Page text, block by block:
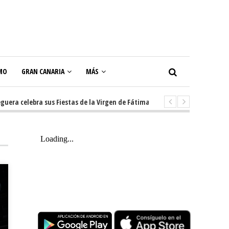
GRAN CANARIA MÁS
sus Fiestas de la Virgen de Fátima con diez días de tradición,